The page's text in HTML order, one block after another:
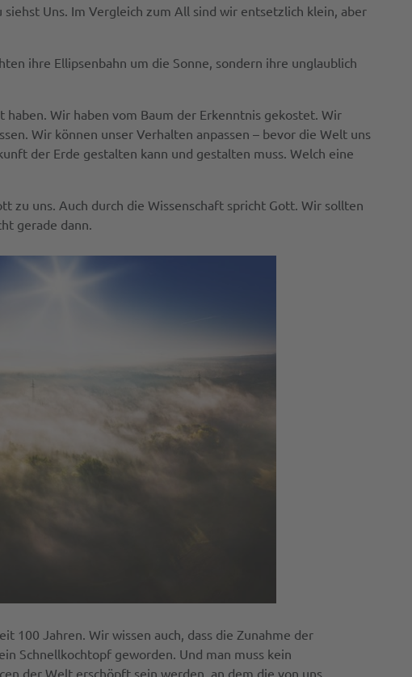
Uns. Im Vergleich zum All sind wir entsetzlich klein, aber
ihre Ellipsenbahn um die Sonne, sondern ihre unglaublich
Wir haben vom Baum der Erkenntnis gekostet. Wir
Wir können unser Verhalten anpassen – bevor die Welt uns
der Erde gestalten kann und gestalten muss. Welch eine
zu uns. Auch durch die Wissenschaft spricht Gott. Wir sollten
gerade dann.
100 Jahren. Wir wissen auch, dass die Zunahme der
Schnellkochtopf geworden. Und man muss kein
der Welt erschöpft sein werden, an dem die von uns